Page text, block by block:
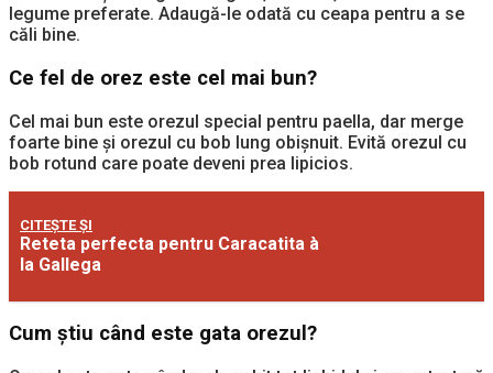
legume preferate. Adaugă-le odată cu ceapa pentru a se
căli bine.
Ce fel de orez este cel mai bun?
Cel mai bun este orezul special pentru paella, dar merge
foarte bine și orezul cu bob lung obișnuit. Evită orezul cu
bob rotund care poate deveni prea lipicios.
CITEȘTE ȘI
Reteta perfecta pentru Caracatita à
la Gallega
Cum știu când este gata orezul?